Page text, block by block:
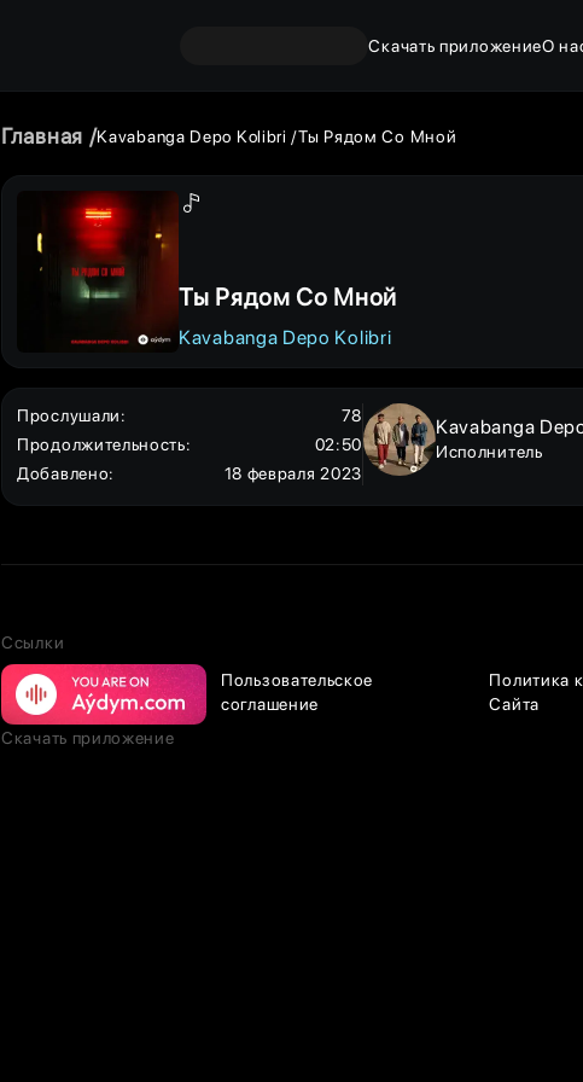
Скачать приложениеО
Главная Kavabanga Depo Kolibri Ты Рядом Со Мной
Ты Рядом Со Мной
Kavabanga Depo Kolibri
Прослушали:
78
Продолжительность:
02:50
Добавлено: 18 февраля 2023
Kavabanga
Исполнитель
Ссылки
Пользовательское
соглашение
Политика
Сайта
Скачать приложение